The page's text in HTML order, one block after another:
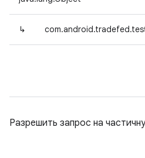
↳
Разрешить запрос на